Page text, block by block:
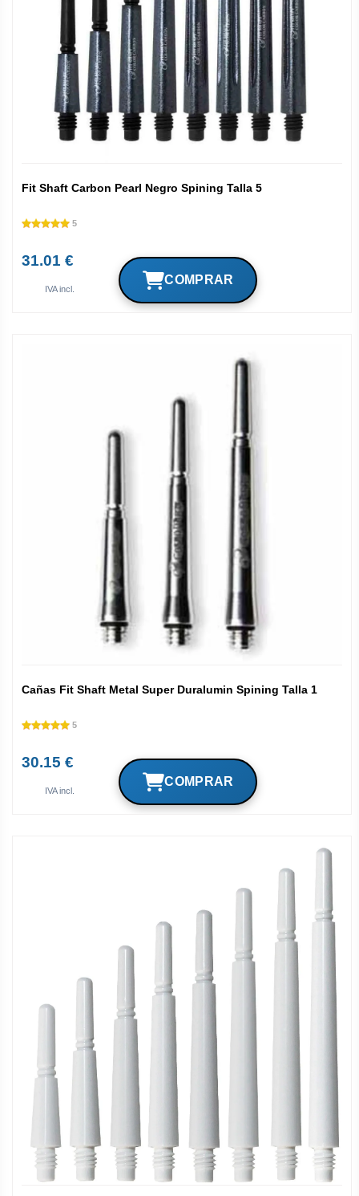
Fit Shaft Carbon Pearl Negro Spining Talla 5
5
31.01 €
IVA incl.
Cañas Fit Shaft Metal Super Duralumin Spining Talla 1
5
30.15 €
IVA incl.